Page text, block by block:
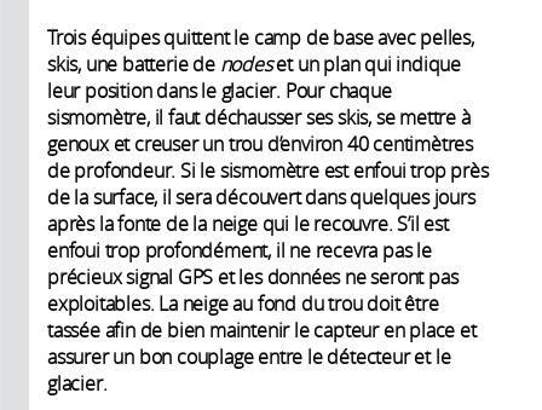
Trois équipes quittent le camp de base avec pelles,
skis, une batterie de nodeset un plan qui indique
leur position dans le glacier. Pour chaque
sismomètre, il faut déchausser ses skis, se mettre à
genoux et creuser un trou d’environ 40 centimètres
de profondeur. Si le sismomètre est enfoui trop près
de la surface, il sera découvert dans quelques jours
après la fonte de la neige qui le recouvre. S’il est
enfoui trop profondément, il ne recevra pas le
précieux signal GPS et les données ne seront pas
exploitables. La neige au fond du trou doit être
tassée afin de bien maintenir le capteur en place et
assurer un bon couplage entre le détecteur et le
glacier.